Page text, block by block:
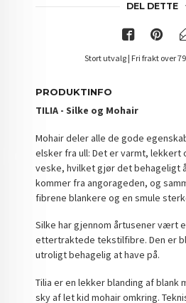
DEL DETTE
Stort utvalg | Fri frakt over
PRODUKTINFO
TILIA - Silke og Mohair
Mohair deler alle de gode
elsker fra ull: Det er varmt, lekkert
veske, hvilket gjør det behageligt
kommer fra angorageden, og
fibrene blankere og en smule
Silke har gjennom årtusener vært
ettertraktede tekstilfibre. Den er
utroligt behagelig at have på.
Tilia er en lekker blanding af blank
sky af let kid mohair omkring.